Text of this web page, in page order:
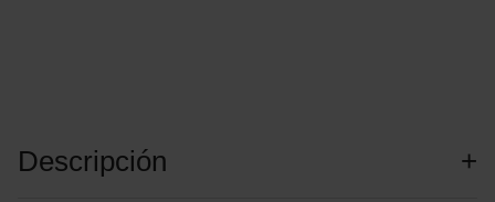
Descripción